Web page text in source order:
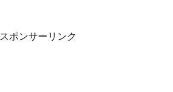
スポンサーリンク